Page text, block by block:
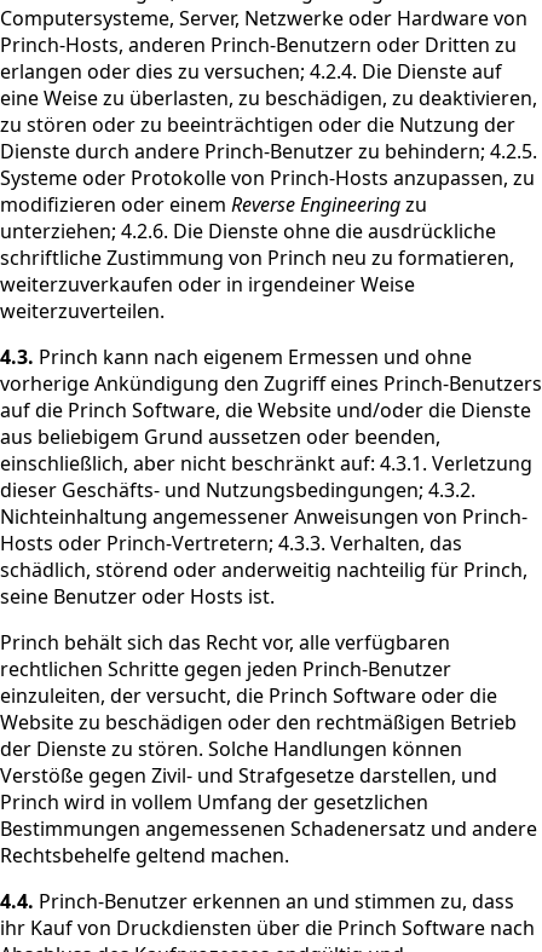
Computersysteme, Server, Netzwerke oder Hardware von
Princh-Hosts, anderen Princh-Benutzern oder Dritten zu
erlangen oder dies zu versuchen; 4.2.4. Die Dienste auf
eine Weise zu überlasten, zu beschädigen, zu deaktivieren,
zu stören oder zu beeinträchtigen oder die Nutzung der
Dienste durch andere Princh-Benutzer zu behindern; 4.2.5.
Systeme oder Protokolle von Princh-Hosts anzupassen, zu
modifizieren oder einem Reverse Engineeringzu
unterziehen; 4.2.6. Die Dienste ohne die ausdrückliche
schriftliche Zustimmung von Princh neu zu formatieren,
weiterzuverkaufen oder in irgendeiner Weise
weiterzuverteilen.
4.3. Princh kann nach eigenem Ermessen und ohne
vorherige Ankündigung den Zugriff eines Princh-Benutzers
auf die Princh Software, die Website und/oder die Dienste
aus beliebigem Grund aussetzen oder beenden,
einschließlich, aber nicht beschränkt auf: 4.3.1. Verletzung
dieser Geschäfts- und Nutzungsbedingungen; 4.3.2.
Nichteinhaltung angemessener Anweisungen von Princh-
Hosts oder Princh-Vertretern; 4.3.3. Verhalten, das
schädlich, störend oder anderweitig nachteilig für Princh,
seine Benutzer oder Hosts ist.
Princh behält sich das Recht vor, alle verfügbaren
rechtlichen Schritte gegen jeden Princh-Benutzer
einzuleiten, der versucht, die Princh Software oder die
Website zu beschädigen oder den rechtmäßigen Betrieb
der Dienste zu stören. Solche Handlungen können
Verstöße gegen Zivil- und Strafgesetze darstellen, und
Princh wird in vollem Umfang der gesetzlichen
Bestimmungen angemessenen Schadenersatz und andere
Rechtsbehelfe geltend machen.
4.4. Princh-Benutzer erkennen an und stimmen zu, dass
ihr Kauf von Druckdiensten über die Princh Software nach